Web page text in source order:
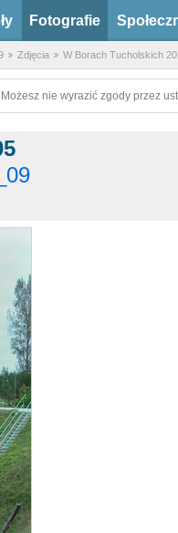
Fotografie
Zdjęcia W Borach Tucholskich
nie wyrazić zgody przez